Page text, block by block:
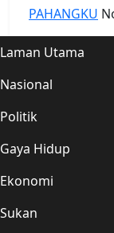
PAHANGKU
Laman Utama
Nasional
Politik
Gaya Hidup
Ekonomi
Sukan